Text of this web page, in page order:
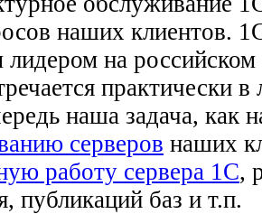
наших клиентов.
на
практически
наша задача, как
серверов наших
работу сервера 1С,
публикаций баз и т.п.